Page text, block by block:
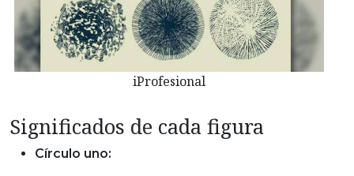
iProfesional
Significados de cada figura
Círculo uno: